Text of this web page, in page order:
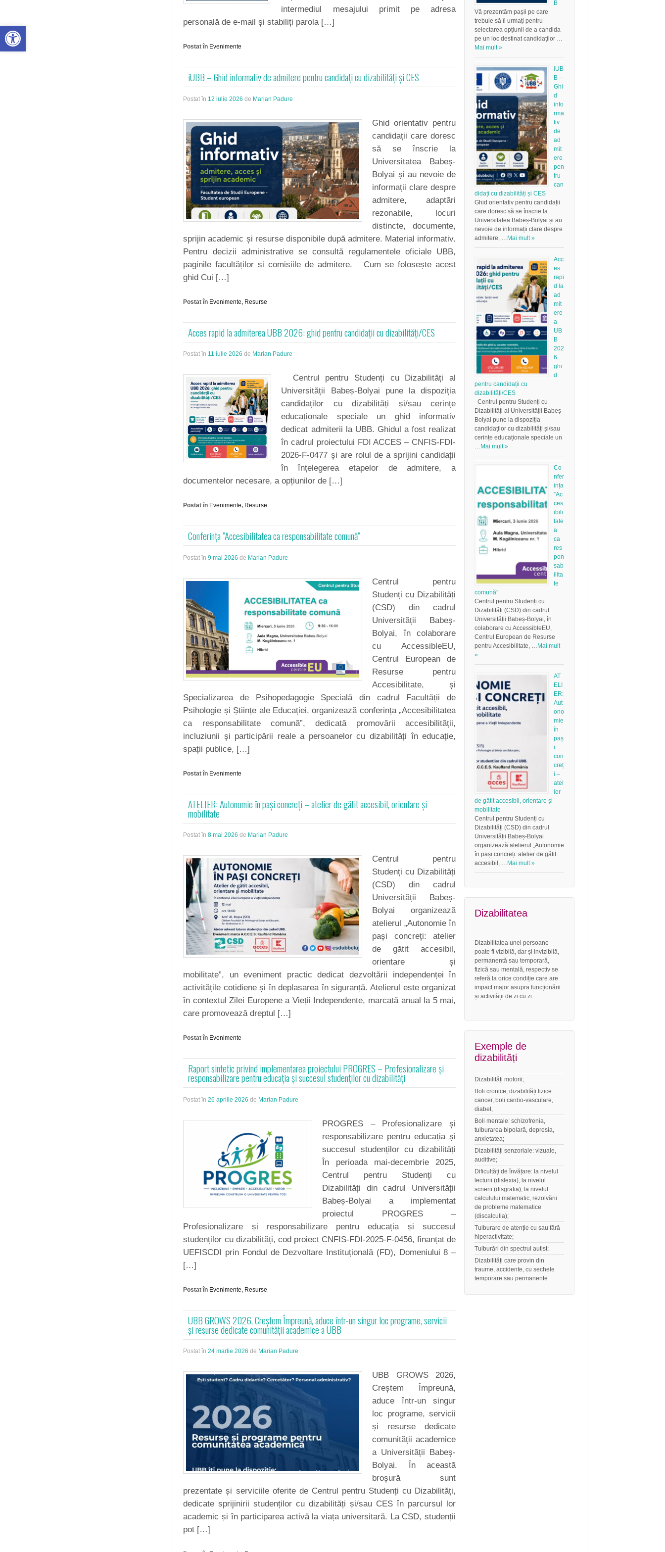
Deschide bara de unelte
intermediul mesajului primit pe adresa
personală de e-mail și stabiliți parola […]
Postat în Evenimente
iUBB – Ghid informativ de admitere pentru candidați cu dizabilități și CES
Postat în 12 iulie 2026 de Marian Padure
Ghid orientativ pentru
candidații care doresc
să se înscrie la
Universitatea Babeș-
Bolyai și au nevoie de
informații clare despre
admitere, adaptări
rezonabile, locuri
distincte, documente,
sprijin academic și resurse disponibile după admitere. Material informativ.
Pentru decizii administrative se consultă regulamentele oficiale UBB,
paginile facultăților și comisiile de admitere. Cum se folosește acest
ghid Cui […]
Postat în Evenimente, Resurse
Acces rapid la admiterea UBB 2026: ghid pentru candidații cu dizabilități/CES
Postat în 11 iulie 2026 de Marian Padure
Centrul pentru Studenți cu Dizabilități al
Universității Babeș-Bolyai pune la dispoziția
candidaților cu dizabilități și/sau cerințe
educaționale speciale un ghid informativ
dedicat admiterii la UBB. Ghidul a fost realizat
în cadrul proiectului FDI ACCES – CNFIS-FDI-
2026-F-0477 și are rolul de a sprijini candidații
în înțelegerea etapelor de admitere, a
documentelor necesare, a opțiunilor de […]
Postat în Evenimente, Resurse
Conferința ”Accesibilitatea ca responsabilitate comună”
Postat în9 mai 2026 de Marian Padure
Centrul pentru
Studenți cu Dizabilități
(CSD) din cadrul
Universității Babeș-
Bolyai, în colaborare
cu AccessibleEU,
Centrul European de
Resurse pentru
Accesibilitate, și
Specializarea de Psihopedagogie Specială din cadrul Facultății de
Psihologie și Științe ale Educației, organizează conferința „Accesibilitatea
ca responsabilitate comună”, dedicată promovării accesibilității,
incluziunii și participării reale a persoanelor cu dizabilități în educație,
spații publice, […]
Postat în Evenimente
ATELIER: Autonomie în pași concreți – atelier de gătit accesibil, orientare și
mobilitate
Postat în8 mai 2026 de Marian Padure
Centrul pentru
Studenți cu Dizabilități
(CSD) din cadrul
Universității Babeș-
Bolyai organizează
atelierul „Autonomie în
pași concreți: atelier
de gătit accesibil,
orientare și
mobilitate”, un eveniment practic dedicat dezvoltării independenței în
activitățile cotidiene și în deplasarea în siguranță. Atelierul este organizat
în contextul Zilei Europene a Vieții Independente, marcată anual la 5 mai,
care promovează dreptul […]
Postat în Evenimente
Raport sintetic privind implementarea proiectului PROGRES – Profesionalizare și
responsabilizare pentru educația și succesul studenților cu dizabilități
Postat în26 aprilie 2026 de Marian Padure
PROGRES – Profesionalizare și
responsabilizare pentru educația și
succesul studenților cu dizabilități
În perioada mai-decembrie 2025,
Centrul pentru Studenți cu
Dizabilități din cadrul Universității
Babeș-Bolyai a implementat
proiectul PROGRES –
Profesionalizare și responsabilizare pentru educația și succesul
studenților cu dizabilități, cod proiect CNFIS-FDI-2025-F-0456, finanțat de
UEFISCDI prin Fondul de Dezvoltare Instituțională (FD), Domeniului 8 –
[…]
Postat în Evenimente, Resurse
UBB GROWS 2026, Creștem Împreună, aduce într-un singur loc programe, servicii
și resurse dedicate comunității academice a UBB
Postat în24 martie 2026 de Marian Padure
UBB GROWS 2026,
Creștem Împreună,
aduce într-un singur
loc programe, servicii
și resurse dedicate
comunității academice
a Universității Babeș-
Bolyai. În această
broșură sunt
prezentate și serviciile oferite de Centrul pentru Studenți cu Dizabilități,
dedicate sprijinirii studenților cu dizabilități și/sau CES în parcursul lor
academic și în participarea activă la viața universitară. La CSD, studenții
pot […]
B
Vă prezentăm pașii pe care
trebuie să îi urmați pentru
selectarea opțiunii de a candida
pe un loc destinat candidaților …
Mai mult »
iUB
B –
Ghi
d
info
rma
tiv
de
ad
mit
ere
pen
tru
can
didați cu dizabilități și CES
Ghid orientativ pentru candidații
care doresc să se înscrie la
Universitatea Babeș-Bolyai și au
nevoie de informații clare despre
admitere, … Mai mult »
Acc
es
rapi
d la
ad
mit
ere
a
UB
B
202
6:
ghi
d
pentru candidații cu
dizabilități/CES
Centrul pentru Studenți cu
Dizabilități al Universității Babeș-
Bolyai pune la dispoziția
candidaților cu dizabilități și/sau
cerințe educaționale speciale un
… Mai mult »
Co
nfer
ința
”Ac
ces
ibili
tate
a
ca
res
pon
sab
ilita
te
comună”
Centrul pentru Studenți cu
Dizabilități (CSD) din cadrul
Universității Babeș-Bolyai, în
colaborare cu AccessibleEU,
Centrul European de Resurse
pentru Accesibilitate, … Mai mult
»
AT
ELI
ER:
Aut
ono
mie
în
paș
i
con
creț
i –
atel
ier
de gătit accesibil, orientare și
mobilitate
Centrul pentru Studenți cu
Dizabilități (CSD) din cadrul
Universității Babeș-Bolyai
organizează atelierul „Autonomie
în pași concreți: atelier de gătit
accesibil, … Mai mult »
Dizabilitatea
Dizabilitatea unei persoane
poate fi vizibilă, dar și invizibilă,
permanentă sau temporară,
fizică sau mentală, respectiv se
referă la orice condiție care are
impact major asupra funcționării
și activității de zi cu zi.
Exemple de
dizabilități
Dizabilități motorii;
Boli cronice, dizabilități fizice:
cancer, boli cardio-vasculare,
diabet,
Boli mentale: schizofrenia,
tulburarea bipolară, depresia,
anxietatea;
Dizabilități senzoriale: vizuale,
auditive;
Dificultăți de învățare: la nivelul
lecturii (dislexia), la nivelul
scrierii (disgrafia), la nivelul
calculului matematic, rezolvării
de probleme matematice
(discalculia);
Tulburare de atenție cu sau fără
hiperactivitate;
Tulburări din spectrul autist;
Dizabilități care provin din
traume, accidente, cu sechele
temporare sau permanente